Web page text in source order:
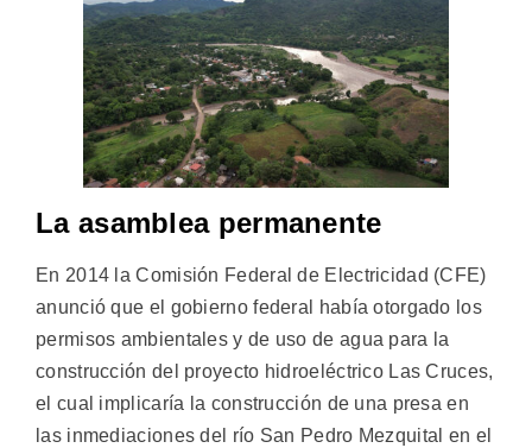
La asamblea permanente
En 2014 la Comisión Federal de Electricidad (CFE)
anunció que el gobierno federal había otorgado los
permisos ambientales y de uso de agua para la
construcción del proyecto hidroeléctrico Las Cruces,
el cual implicaría la construcción de una presa en
las inmediaciones del río San Pedro Mezquital en el